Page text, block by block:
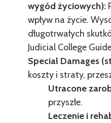
wygód życiowych):
wpływ na życie.
długotrwałych
Judicial College
Special Damages
koszty i straty,
Utracone
przyszłe.
Leczenie i